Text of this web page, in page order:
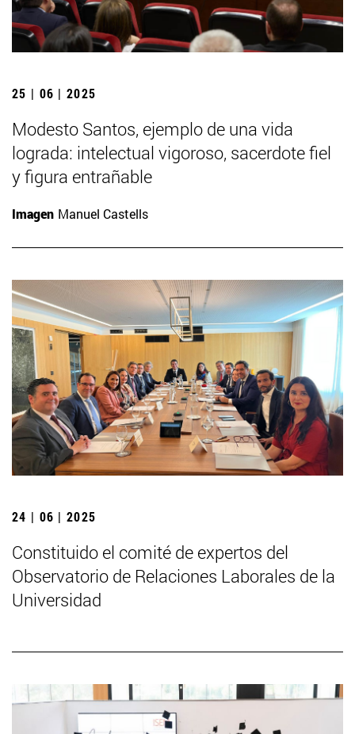
25 | 06 | 2025
Modesto Santos, ejemplo de una vida
lograda: intelectual vigoroso, sacerdote fiel
y figura entrañable
Imagen Manuel Castells
24 | 06 | 2025
Constituido el comité de expertos del
Observatorio de Relaciones Laborales de la
Universidad